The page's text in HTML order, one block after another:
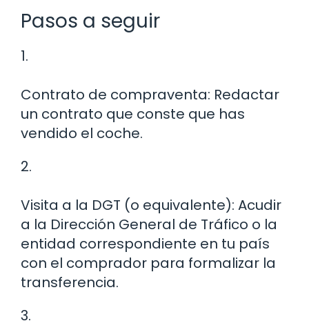
Pasos a seguir
1.
Contrato de compraventa: Redactar
un contrato que conste que has
vendido el coche.
2.
Visita a la DGT (o equivalente): Acudir
a la Dirección General de Tráfico o la
entidad correspondiente en tu país
con el comprador para formalizar la
transferencia.
3.